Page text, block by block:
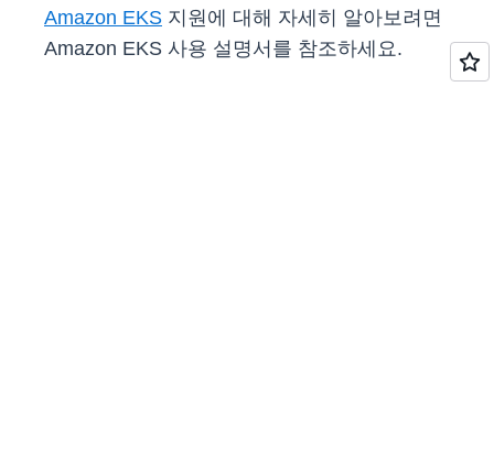
Amazon EKS 지원에 대해 자세히 알아보려면
Amazon EKS 사용 설명서를 참조하세요.